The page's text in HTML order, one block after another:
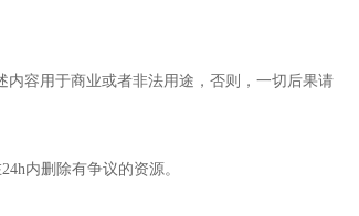
容用于商业或者非法用途，否则，一切后果请
内删除有争议的资源。